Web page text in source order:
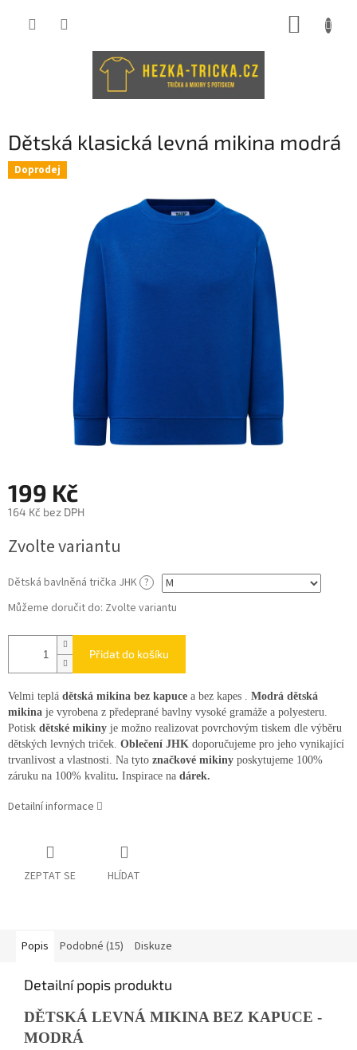
Dětská klasická levná mikina modrá
Doprodej
199 Kč
164 Kč bez DPH
cena:
Zvolte variantu
Dětská bavlněná trička JHK ?
Můžeme doručit do: Zvolte variantu
Přidat do košíku
Velmi teplá dětská mikina bez kapuce a bez kapes . Modrá dětská
mikina je vyrobena z předeprané bavlny vysoké gramáže a polyesteru.
Potisk dětské mikiny je možno realizovat povrchovým tiskem dle výběru
dětských levných triček. Oblečení JHK doporučujeme pro jeho vynikající
trvanlivost a vlastnosti. Na tyto značkové mikiny poskytujeme 100%
záruku na 100% kvalitu. Inspirace na dárek.
Detailní informace
ZEPTAT SE HLÍDAT
Popis Podobné (15) Diskuze
Detailní popis produktu
DĚTSKÁ LEVNÁ MIKINA BEZ KAPUCE -
MODRÁ